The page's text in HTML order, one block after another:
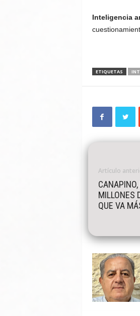
Inteligencia
ETIQUETAS
Artículo
MILLONES
QUE VA